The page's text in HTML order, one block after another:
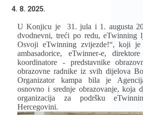
4. 8. 2025.
U Konjicu je
31. jula i 1. augusta
dvodnevni, treći po redu, eTwinning
Osvoji eTwinning zvijezde!“, koji
ambasadorice, eTwinner-e,
koordinatore - predstavnike
obrazovne radnike iz svih dijelova
Organizator kampa bila je
osnovno i srednje obrazovanje, koja
organizacija za podršku
Hercegovini.